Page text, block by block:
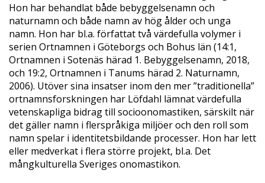
Hon har behandlat både bebyggelsenamn och
naturnamn och både namn av hög ålder och unga
namn. Hon har bl.a. författat två värdefulla volymer i
serien Ortnamnen i Göteborgs och Bohus län (14:1,
Ortnamnen i Sotenäs härad 1. Bebyggelsenamn, 2018,
och 19:2, Ortnamnen i Tanums härad 2. Naturnamn,
2006). Utöver sina insatser inom den mer ”traditionella”
ortnamnsforskningen har Löfdahl lämnat värdefulla
vetenskapliga bidrag till socioonomastiken, särskilt när
det gäller namn i flerspråkiga miljöer och den roll som
namn spelar i identitetsbildande processer. Hon har lett
eller medverkat i flera större projekt, bl.a. Det
mångkulturella Sveriges onomastikon.